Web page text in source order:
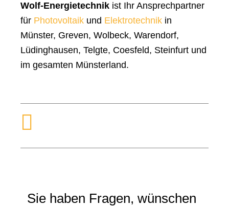
Wolf-Energietechnik ist Ihr Ansprechpartner
für Photovoltaik und Elektrotechnik in
Münster, Greven, Wolbeck, Warendorf,
Lüdinghausen, Telgte, Coesfeld, Steinfurt und
im gesamten Münsterland.
Sie haben Fragen, wünschen